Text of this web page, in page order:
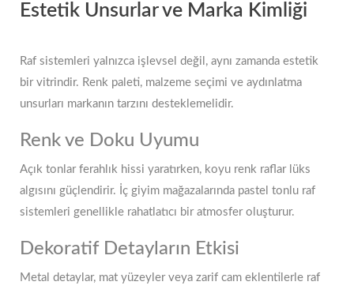
Estetik Unsurlar ve Marka Kimliği
Raf sistemleri yalnızca işlevsel değil, aynı zamanda estetik
bir vitrindir. Renk paleti, malzeme seçimi ve aydınlatma
unsurları markanın tarzını desteklemelidir.
Renk ve Doku Uyumu
Açık tonlar ferahlık hissi yaratırken, koyu renk raflar lüks
algısını güçlendirir. İç giyim mağazalarında pastel tonlu raf
sistemleri genellikle rahatlatıcı bir atmosfer oluşturur.
Dekoratif Detayların Etkisi
Metal detaylar, mat yüzeyler veya zarif cam eklentilerle raf